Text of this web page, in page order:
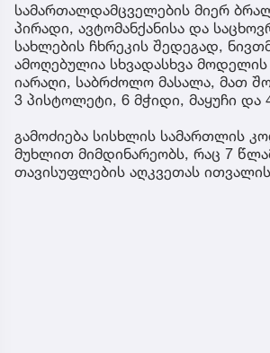
სამართალდამცველების მიერ
პირადი, ავტომანქანისა და
სახლების ჩხრეკის შედეგად,
ამოღებულია სხვადასხვა
იარაღი, საბრძოლო მასალა, მათ
3 პისტოლეტი, 6 მჭიდი, მაყუჩი და
გამოძიება სისხლის სამართლის
მუხლით მიმდინარეობს, რაც 7
თავისუფლების აღკვეთას